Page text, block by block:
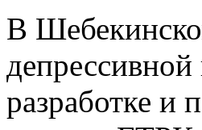
В
разработке и